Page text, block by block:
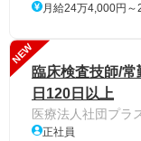
月給24万4,000円～
NEW
臨床検査技師/
日120日以上
医療法人社団プラ
正社員